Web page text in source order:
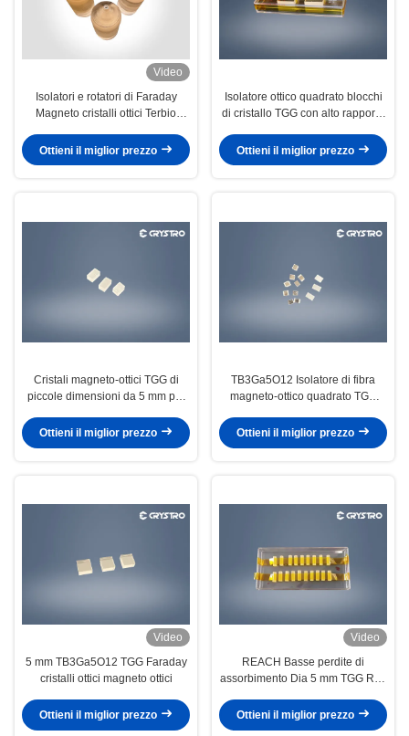
Video
Isolatori e rotatori di Faraday
Magneto cristalli ottici Terbio
Ottieni il miglior prezzo
Isolatore ottico quadrato blocchi
di cristallo TGG con alto rapporto
Ottieni il miglior prezzo
Cristali magneto-ottici TGG di
piccole dimensioni da 5 mm per
Ottieni il miglior prezzo
TB3Ga5O12 Isolatore di fibra
magneto-ottico quadrato TGG
Ottieni il miglior prezzo
Video
5 mm TB3Ga5O12 TGG Faraday
cristalli ottici magneto ottici
Ottieni il miglior prezzo
Video
REACH Basse perdite di
assorbimento Dia 5 mm TGG Rod
Ottieni il miglior prezzo